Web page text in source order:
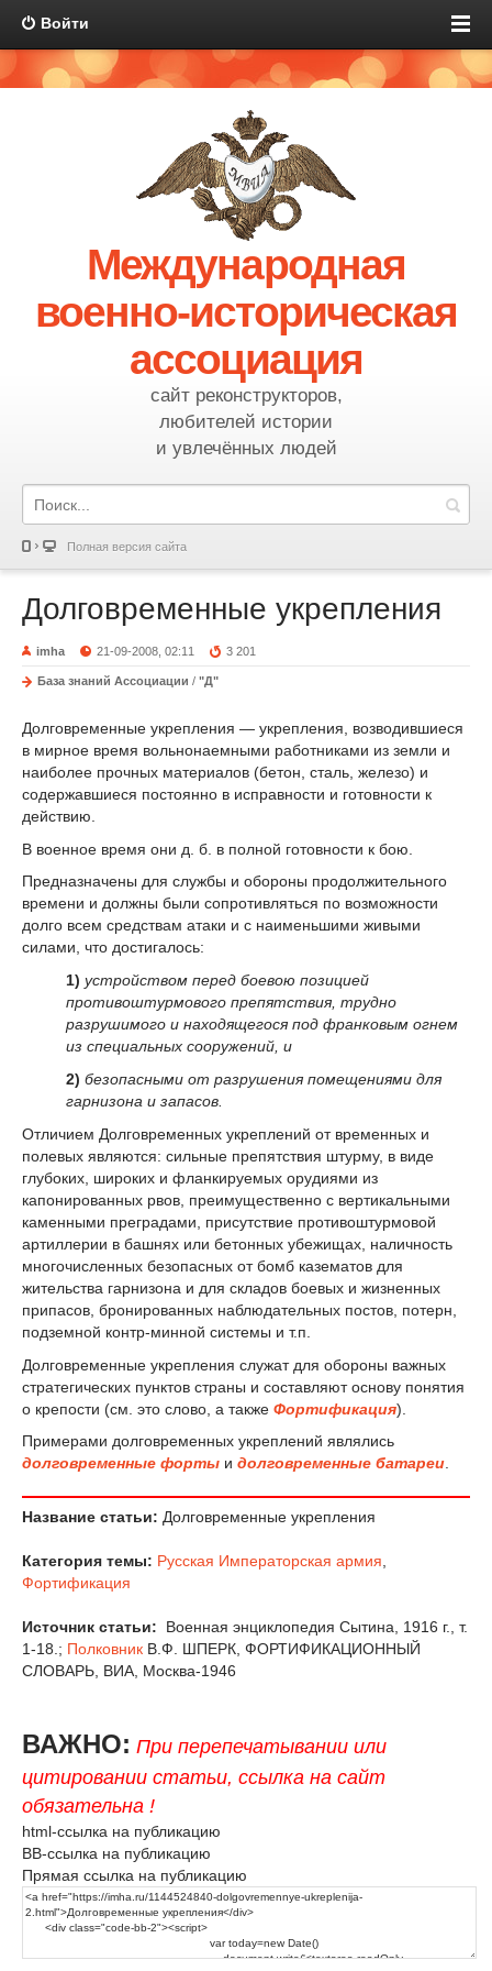
Войти
Международная
военно-историческая
ассоциация
сайт реконструкторов,
любителей истории
и увлечённых людей
Полная версия сайта
Долговременные укрепления
imha 21-09-2008, 02:11 3 201
База знаний Ассоциации / "Д"
Долговременные укрепления — укрепления, возводившиеся
в мирное время вольнонаемными работниками из земли и
наиболее прочных материалов (бетон, сталь, железо) и
содержавшиеся постоянно в исправности и готовности к
действию.
В военное время они д. б. в полной готовности к бою.
Предназначены для службы и обороны продолжительного
времени и должны были сопротивляться по возможности
долго всем средствам атаки и с наименьшими живыми
силами, что достигалось:
1) устройством перед боевою позицией
противоштурмового препятствия, трудно
разрушимого и находящегося под франковым огнем
из специальных сооружений, и
2) безопасными от разрушения помещениями для
гарнизона и запасов.
Отличием Долговременных укреплений от временных и
полевых являются: сильные препятствия штурму, в виде
глубоких, широких и фланкируемых орудиями из
капонированных рвов, преимущественно с вертикальными
каменными преградами, присутствие противоштурмовой
артиллерии в башнях или бетонных убежищах, наличность
многочисленных безопасных от бомб казематов для
жительства гарнизона и для складов боевых и жизненных
припасов, бронированных наблюдательных постов, потерн,
подземной контр-минной системы и т.п.
Долговременные укрепления служат для обороны важных
стратегических пунктов страны и составляют основу понятия
о крепости (см. это слово, а также Фортификация).
Примерами долговременных укреплений являлись
долговременные форты и долговременные батареи.
Название статьи: Долговременные укрепления
Категория темы: Русская Императорская армия,
Фортификация
Источник статьи:
Военная энциклопедия Сытина, 1916 г., т.
1-18.; Полковник В.Ф. ШПЕРК, ФОРТИФИКАЦИОННЫЙ
СЛОВАРЬ, ВИА, Москва-1946
ВАЖНО: При перепечатывании или
цитировании статьи, ссылка на сайт
обязательна !
html-ссылка на публикацию
BB-ссылка на публикацию
Прямая ссылка на публикацию